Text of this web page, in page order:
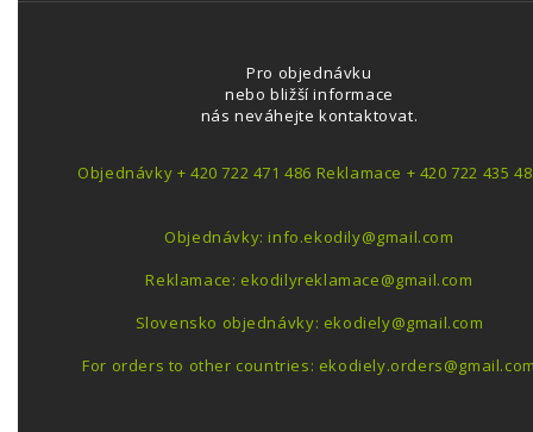
Pro objednávku
nebo bližší informace
nás neváhejte kontaktovat.
Objednávky + 420 722 471 486 Reklamace + 420 722 435
Objednávky: info.ekodily@gmail.com
Reklamace: ekodilyreklamace@gmail.com
Slovensko objednávky: ekodiely@gmail.com
For orders to other countries: